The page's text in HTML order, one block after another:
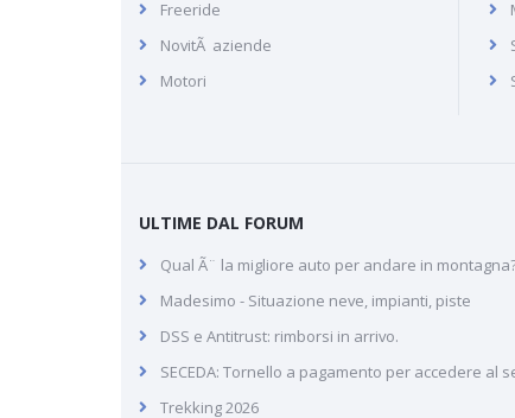
Freeride
NovitÃ aziende
Motori
ULTIME DAL FORUM
Qual Ã¨ la migliore auto per andare in
Madesimo - Situazione neve, impianti, piste
DSS e Antitrust: rimborsi in arrivo.
SECEDA: Tornello a pagamento per accedere al
Trekking 2026